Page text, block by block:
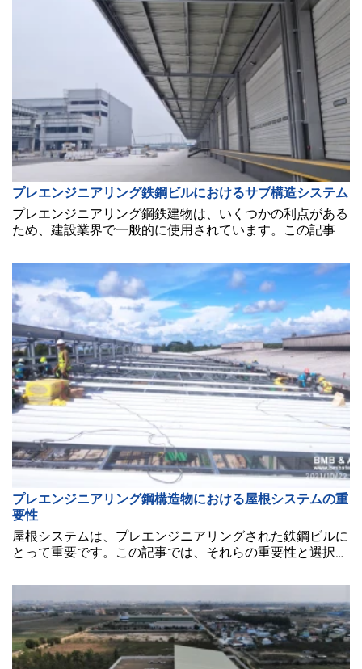
プレエンジニアリング鉄鋼ビルにおけるサブ構造システム
プレエンジニアリング鋼鉄建物は、いくつかの利点がある
ため、建設業界で一般的に使用されています。この記事で
ブ構造システムを探ります
プレエンジニアリング鋼構造物における屋根システムの重
要性
屋根システムは、プレエンジニアリングされた鉄鋼ビルに
とって重要です。この記事では、それらの重要性と選択お